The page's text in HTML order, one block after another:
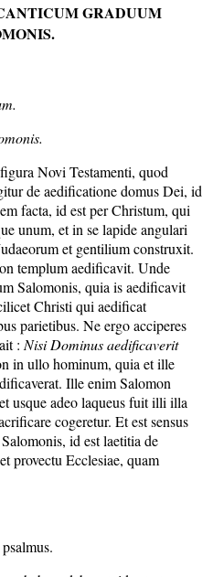
GRADUUM
Novi Testamenti, quod
de aedificatione domus Dei, id
facta, id est per Christum, qui
unum, et in se lapide angulari
et gentilium construxit.
templum aedificavit. Unde
Salomonis, quia is aedificavit
Christi qui aedificat
parietibus. Ne ergo acciperes
: Nisi Dominus aedificaverit
in ullo hominum, quia et ille
Ille enim Salomon
usque adeo laqueus fuit illi illa
cogeretur. Et est sensus
id est laetitia de
provectu Ecclesiae, quam